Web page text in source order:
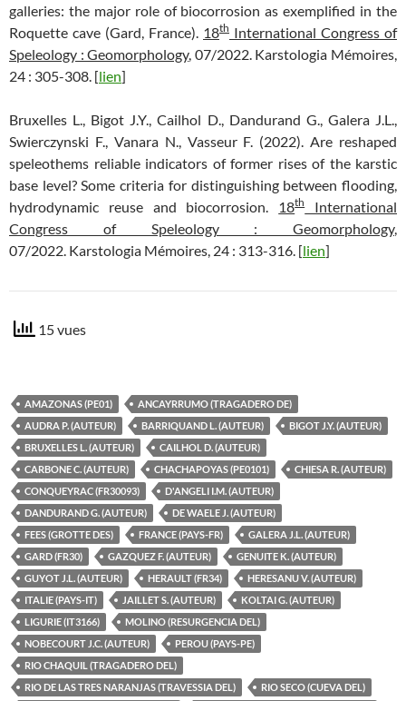
galleries: the major role of biocorrosion as exemplified in the
Roquette cave (Gard, France). 18th International Congress of
Speleology : Geomorphology, 07/2022. Karstologia Mémoires,
24 : 305-308. [lien]
Bruxelles L., Bigot J.Y., Cailhol D., Dandurand G., Galera J.L.,
Swierczynski F., Vanara N., Vasseur F. (2022). Are reshaped
speleothems reliable indicators of former rises of the karstic
base level? Some criteria for distinguishing between flooding,
hydrodynamic reuse and biocorrosion. 18thInternational
Congress of Speleology : Geomorphology,
07/2022. Karstologia Mémoires, 24 : 313-316. [lien]
15 vues
AMAZONAS (PE01)
ANCAYRRUMO (TRAGADERO DE)
AUDRA P. (AUTEUR)
BARRIQUAND L. (AUTEUR)
BIGOT J.Y. (AUTEUR)
BRUXELLES L. (AUTEUR)
CAILHOL D. (AUTEUR)
CARBONE C. (AUTEUR)
CHACHAPOYAS (PE0101)
CHIESA R. (AUTEUR)
CONQUEYRAC (FR30093)
D'ANGELI I.M. (AUTEUR)
DANDURAND G. (AUTEUR)
DE WAELE J. (AUTEUR)
FEES (GROTTE DES)
FRANCE (PAYS-FR)
GALERA J.L. (AUTEUR)
GARD (FR30)
GAZQUEZ F. (AUTEUR)
GENUITE K. (AUTEUR)
GUYOT J.L. (AUTEUR)
HERAULT (FR34)
HERESANU V. (AUTEUR)
ITALIE (PAYS-IT)
JAILLET S. (AUTEUR)
KOLTAI G. (AUTEUR)
LIGURIE (IT3166)
MOLINO (RESURGENCIA DEL)
NOBECOURT J.C. (AUTEUR)
PEROU (PAYS-PE)
RIO CHAQUIL (TRAGADERO DEL)
RIO DE LAS TRES NARANJAS (TRAVESSIA DEL)
RIO SECO (CUEVA DEL)